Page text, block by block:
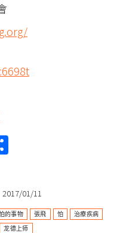
2017/01/11
的事物 張飛 怕 治療疾病
龙德上师